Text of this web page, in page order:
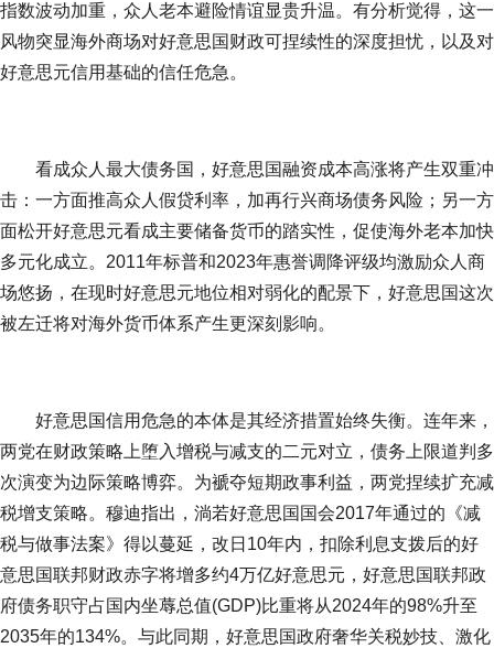
指数波动加重，众人老本避险情谊显贵升温。有分析觉得，这一
风物突显海外商场对好意思国财政可捏续性的深度担忧，以及对
好意思元信用基础的信任危急。
看成众人最大债务国，好意思国融资成本高涨将产生双重冲
击：一方面推高众人假贷利率，加再行兴商场债务风险；另一方
面松开好意思元看成主要储备货币的踏实性，促使海外老本加快
多元化成立。2011年标普和2023年惠誉调降评级均激励众人商
场悠扬，在现时好意思元地位相对弱化的配景下，好意思国这次
被左迁将对海外货币体系产生更深刻影响。
好意思国信用危急的本体是其经济措置始终失衡。连年来，
两党在财政策略上堕入增税与减支的二元对立，债务上限道判多
次演变为边际策略博弈。为褫夺短期政事利益，两党捏续扩充减
税增支策略。穆迪指出，淌若好意思国国会2017年通过的《减
税与做事法案》得以蔓延，改日10年内，扣除利息支拨后的好
意思国联邦财政赤字将增多约4万亿好意思元，好意思国联邦政
府债务职守占国内坐蓐总值(GDP)比重将从2024年的98%升至
2035年的134%。与此同期，好意思国政府奢华关税妙技、激化